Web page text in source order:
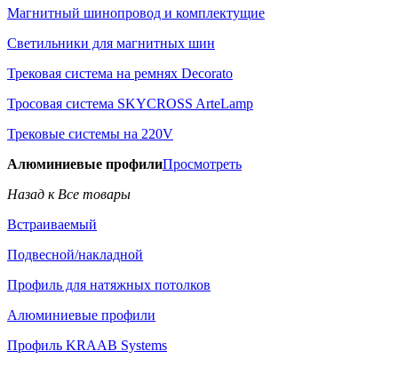
Магнитный шинопровод и комплектущие
Светильники для магнитных шин
Трековая система на ремнях Decorato
Тросовая система SKYCROSS ArteLamp
Трековые системы на 220V
Алюминиевые профилиПросмотреть
Назад к Все товары
Встраиваемый
Подвесной/накладной
Профиль для натяжных потолков
Алюминиевые профили
Профиль KRAAB Systems